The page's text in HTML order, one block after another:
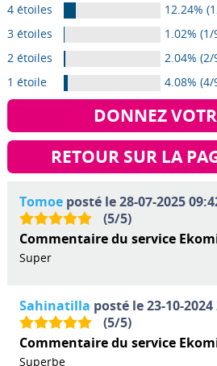
4 étoiles
12.24%
3 étoiles
1.02% (1/
2 étoiles
2.04% (2/
1 étoile
4.08% (4/
DONNEZ
RETOUR SUR LA
Tomoeposté le 28-07-2025
(5/5)
Commentaire du service
Super
Sahinatilla posté le 23-10-
(5/5)
Commentaire du service
Superbe